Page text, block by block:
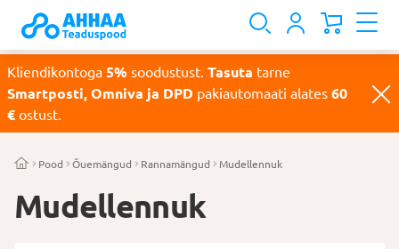
Kliendikontoga 5% soodustust. Tasuta tarne
Smartposti, Omniva ja DPD pakiautomaati alates 60
€ ostust.
Pood Õuemängud Rannamängud Mudellennuk
Mudellennuk